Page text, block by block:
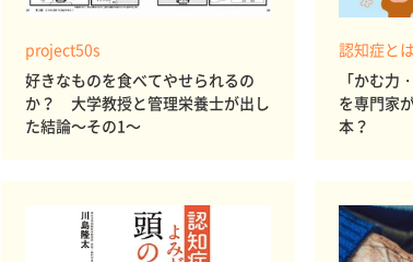
project50s
好きなものを食べてやせられるの
か？ 大学教授と管理栄養士が出し
た結論～その1～
認知症とは
「かむ力
を専門家
本？